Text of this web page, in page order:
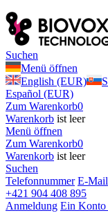
Suchen
Menü öffnen
English (EUR)
Español (EUR)
Zum Warenkorb0
Warenkorb ist leer
Menü öffnen
Zum Warenkorb0
Warenkorb ist leer
Suchen
Telefonnummer E-Mail
+421 904 408 895
Anmeldung Ein Konto